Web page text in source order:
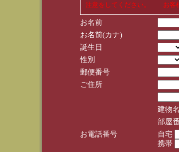
注意をしてください。 お客様
お名前
お名前(カナ)
誕生日
性別
郵便番号
ご住所
建物名
部屋
お電話番号
自宅
携帯